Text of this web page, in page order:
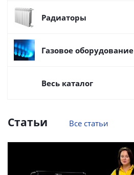
Радиаторы
Газовое оборудование
Весь каталог
Статьи Все статьи